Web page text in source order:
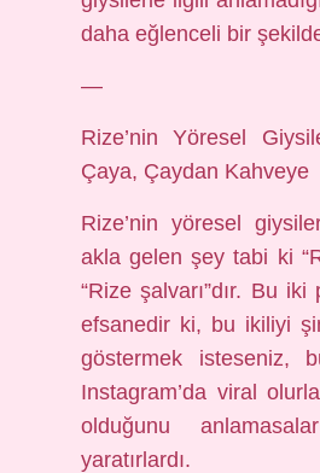
daha eğlenceli bir
—
Rize’nin Yöresel
Çaya, Çaydan Kahveye
Rize’nin yöresel
akla gelen şey tabi ki
“Rize şalvarı”dır. Bu
efsanedir ki, bu ikiliyi
göstermek isteseniz,
Instagram’da viral
olduğunu
yaratırlardı.